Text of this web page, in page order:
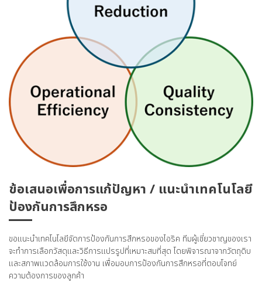
ข้อเสนอเพื่อการแก้ปัญหา / แนะนำเทคโนโลยี
ป้องกันการสึกหรอ
ขอแนะนำเทคโนโลยีจัดการป้องกันการสึกหรอของไอริค ทีมผู้เชี่ยวชาญของเรา
จะทำการเลือกวัสดุและวิธีการแปรรูปที่เหมาะสมที่สุด โดยพิจารณาจากวัตถุดิบ
และสภาพแวดล้อมการใช้งาน เพื่อมอบการป้องกันการสึกหรอที่ตอบโจทย์
ความต้องการของลูกค้า